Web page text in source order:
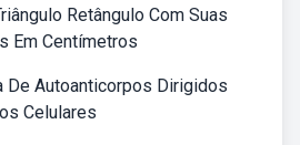
Retângulo Com Suas
Em Centímetros
De Autoanticorpos Dirigidos
Celulares